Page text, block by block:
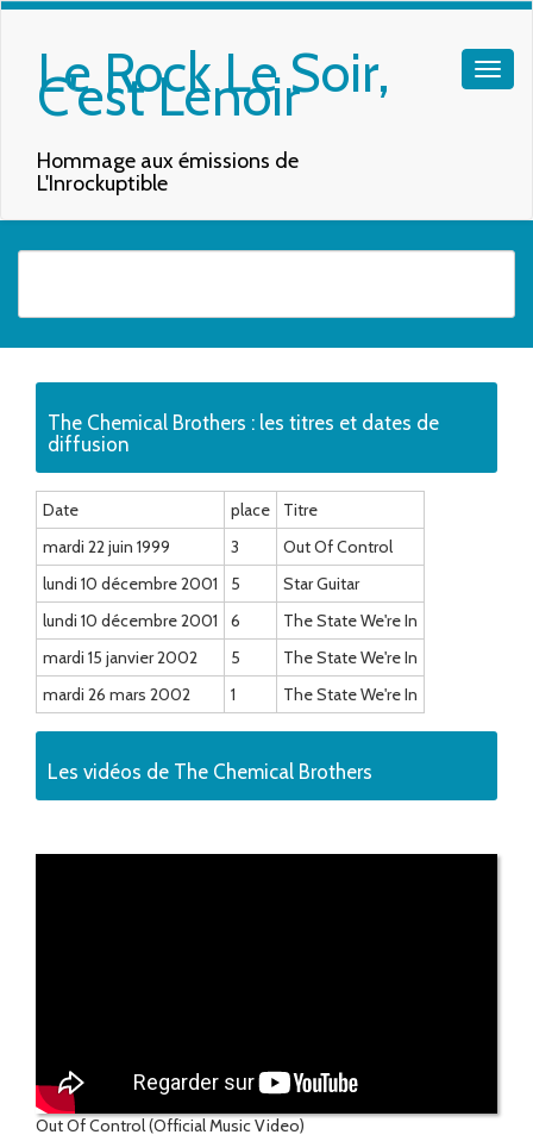
Le Rock Le Soir,
C'est Lenoir
Hommage aux émissions de
L'Inrockuptible
The Chemical Brothers : les titres et dates de
diffusion
Date place
Titre
mardi 22 juin 1999
3
Out Of Control
lundi 10 décembre 2001
5
Star Guitar
lundi 10 décembre 2001
6
The State We're In
mardi 15 janvier 2002
5
The State We're In
mardi 26 mars 2002
1 The State We're In
Les vidéos de The Chemical Brothers
Out Of Control (Official Music Video)